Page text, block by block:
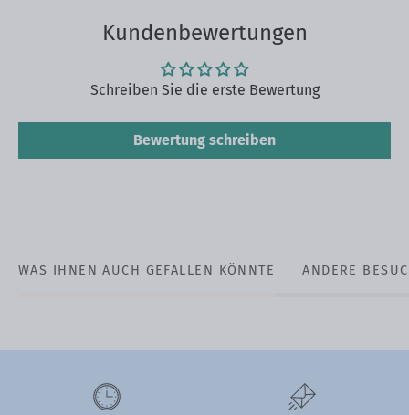
Kundenbewertungen
Schreiben Sie die erste Bewertung
Bewertung schreiben
WAS IHNEN AUCH GEFALLEN KÖNNTE ANDERE